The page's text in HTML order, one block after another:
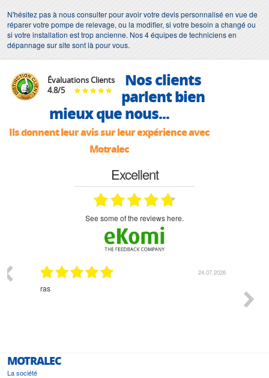
N'hésitez pas à nous consulter pour avoir votre devis personnalisé en vue de
réparer votre pompe de relevage, ou la modifier, si votre besoin a changé ou
si votre installation est trop ancienne. Nos 4 équipes de techniciens en
dépannage sur site sont là pour vous.
Évaluations Clients
4.8/5
Nos clients
parlent bien
mieux que nous...
Ils donnent leur avis sur leur expérience avec
Motralec
Excellent
see some of the reviews here.
l'écoute du client
bonne solution et
MOTRALEC
La société